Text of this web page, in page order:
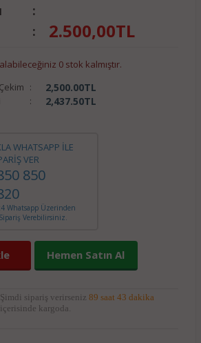
:
: 2.500,00TL
0 stok kalmıştır.
: 2,500.00TL
: 2,437.50TL
WHATSAPP İLE
VER
850
Whatsapp Üzerinden
Verebilirsiniz.
Hemen Satın Al
Şimdi sipariş verirseniz 89 saat 43 dakika
içerisinde kargoda.